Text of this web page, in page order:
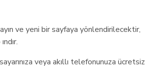
ve yeni bir sayfaya yönlendirilecektir,
veya akıllı telefonunuza ücretsiz